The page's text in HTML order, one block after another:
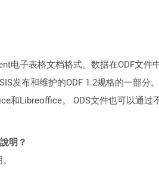
电子表格文档格式。数据在ODF文
发布和维护的ODF 1.2规格的一部
Libreoffice。 ODS文件也可以通过
明？